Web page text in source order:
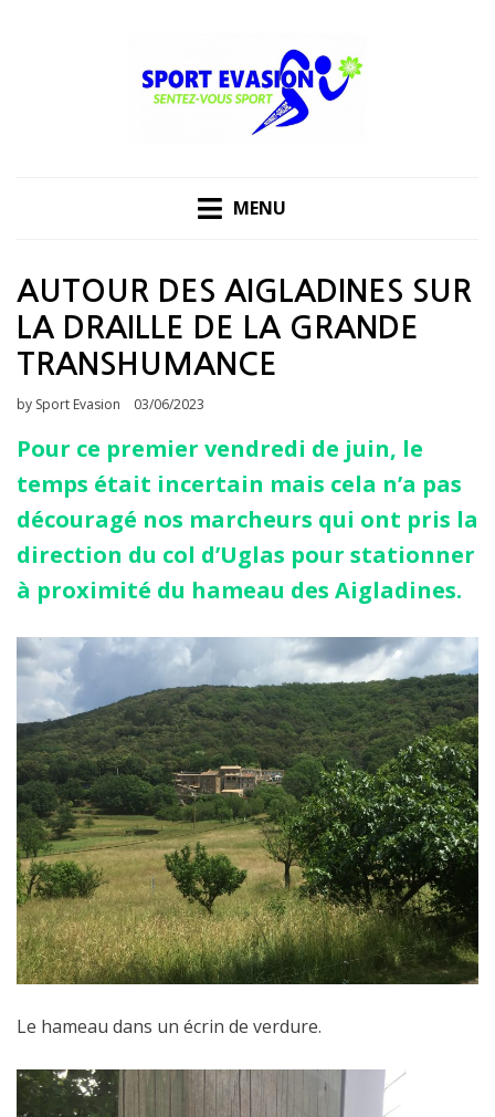
MENU
AUTOUR DES AIGLADINES SUR
LA DRAILLE DE LA GRANDE
TRANSHUMANCE
by Sport Evasion
Posted
03/06/2023
Pour ce premier vendredi de juin, le
temps était incertain mais cela n’a pas
découragé nos marcheurs qui ont pris la
direction du col d’Uglas pour stationner
à proximité du hameau des Aigladines.
Le hameau dans un écrin de verdure.